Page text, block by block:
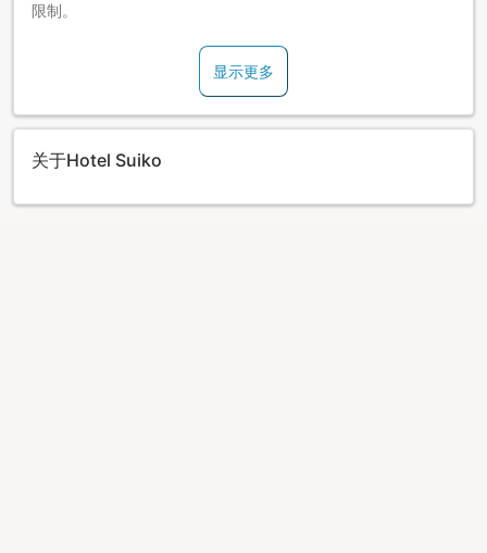
限制。
显示更多
关于Hotel Suiko